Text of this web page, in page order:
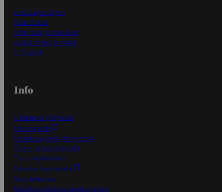
Ensitilaajan ohjeet
Näin maksat
Näin tilaat ja muokkaat
Kaikki ohjeet ja vinkit
In English
Info
S-Business yrityksille
Oiva-raportit
Osuuskauppojen yhteystiedot
Tilaus- ja toimitusehdot
Tietosuojakäytäntö
Palvelun käyttöehdot
Saavutettavuus
Mobiilisovelluksen saavutettavuus